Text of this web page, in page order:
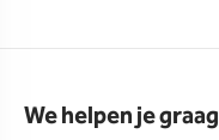
We helpen je graag